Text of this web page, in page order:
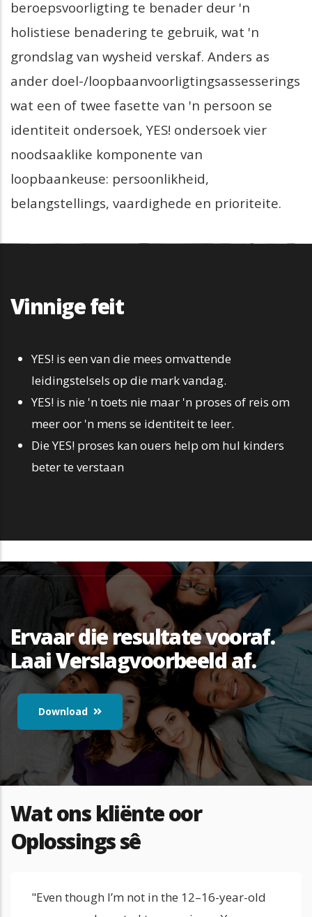
beroepsvoorligting te benader deur 'n
holistiese benadering te gebruik, wat 'n
grondslag van wysheid verskaf. Anders as
ander doel-/loopbaanvoorligtingsassesserings
wat een of twee fasette van 'n persoon se
identiteit ondersoek, YES! ondersoek vier
noodsaaklike komponente van
loopbaankeuse: persoonlikheid,
belangstellings, vaardighede en prioriteite.
Vinnige feit
YES! is een van die mees omvattende
leidingstelsels op die mark vandag.
YES! is nie 'n toets nie maar 'n proses of reis om
meer oor 'n mens se identiteit te leer.
Die YES! proses kan ouers help om hul kinders
beter te verstaan
Ervaar die resultate vooraf.
Laai Verslagvoorbeeld af.
Download
Wat ons kliënte oor
Oplossings sê
"Even though I’m not in the 12–16-year-old